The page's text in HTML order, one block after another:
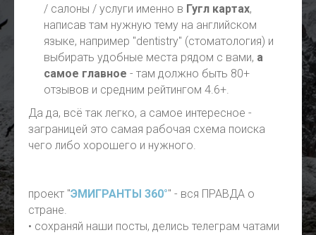
/ салоны / услуги именно в Гугл картах,
написав там нужную тему на английском
языке, например "dentistry" (стоматология) и
выбирать удобные места рядом с вами, а
самое главное - там должно быть 80+
отзывов и средним рейтингом 4.6+.
Да да, всё так легко, а самое интересное -
заграницей это самая рабочая схема поиска
чего либо хорошего и нужного.
проект "ЭМИГРАНТЫ 360°" - вся ПРАВДА о
стране.
• сохраняй наши посты, делись телеграм чатами